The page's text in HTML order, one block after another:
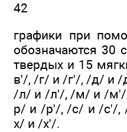
42
графики при
обозначаются 30
твердых и 15
в'/, /г/ и /г'/, /д/ и
/л/ и /л'/, /м/ и /
р/ и /р'/, /с/ и /с'/
х/ и /х'/.